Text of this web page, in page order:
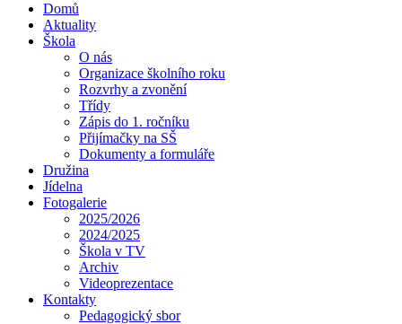
Domů
Aktuality
Škola
O nás
Organizace školního roku
Rozvrhy a zvonění
Třídy
Zápis do 1. ročníku
Přijímačky na SŠ
Dokumenty a formuláře
Družina
Jídelna
Fotogalerie
2025/2026
2024/2025
Škola v TV
Archiv
Videoprezentace
Kontakty
Pedagogický sbor